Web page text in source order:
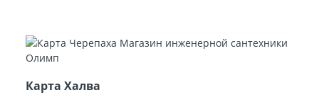
Карта Халва